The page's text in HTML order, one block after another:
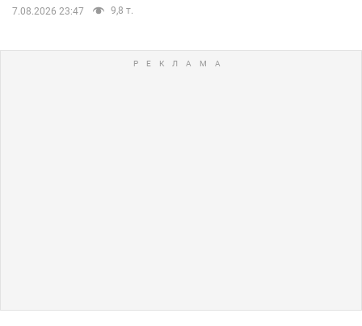
7.08.2026 23:47 9,8 т.